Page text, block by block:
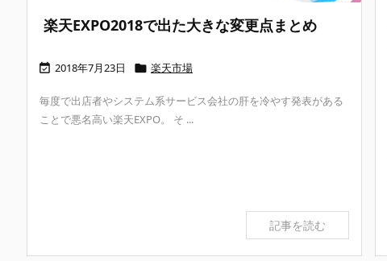
楽天EXPO2018で出た大きな変更点まとめ
 2018年7月23日  楽天市場
毎度で出店者やシステム系サービス会社の肝を冷やす発表がある
ことで悪名高い楽天EXPO。 そ ...
記事を読む